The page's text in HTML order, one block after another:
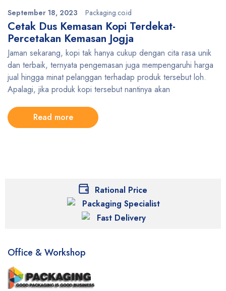
September 18, 2023 Packaging.co.id
Cetak Dus Kemasan Kopi Terdekat-
Percetakan Kemasan Jogja
Jaman sekarang, kopi tak hanya cukup dengan cita rasa unik
dan terbaik, ternyata pengemasan juga mempengaruhi harga
jual hingga minat pelanggan terhadap produk tersebut loh.
Apalagi, jika produk kopi tersebut nantinya akan
Read more
Rational Price
Packaging Specialist
Fast Delivery
Office & Workshop